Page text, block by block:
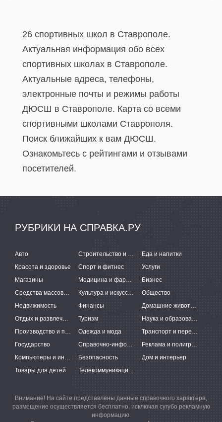
26 спортивных школ в Ставрополе.
Актуальная информация обо всех
спортивных школах в Ставрополе.
Актуальные адреса, телефоны,
электронные почты и режимы работы
ДЮСШ в Ставрополе. Карта со всеми
спортивными школами Ставрополя.
Поиск ближайших к вам ДЮСШ.
Ознакомьтесь с рейтингами и отзывами
посетителей.
РУБРИКИ НА СПРАВКА.РУ
Авто Строительство и ремонт
Еда и напитки
Красота и здоровье
Спорт и фитнес
Услуги
Магазины
Медицина и фармацевтика
Бизнес
Средства массовой информации
Культура и искусство
Общество
Недвижимость
Финансы
Домашние животные
Отдых и развлечения
Туризм
Наука и образование
Производство и поставки
Одежда и мода
Транспорт и перевозки
Государство
Справочно-информационные системы
Реклама и полиграфия
Компьютеры и интернет
Безопасность
Дом и интерьер
Товары для детей
Телекоммуникации и связь
Внимание! На сайте представлены данные справочного характера,
размещение осуществляется бесплатно, исключая сугубо рекламную
информацию.